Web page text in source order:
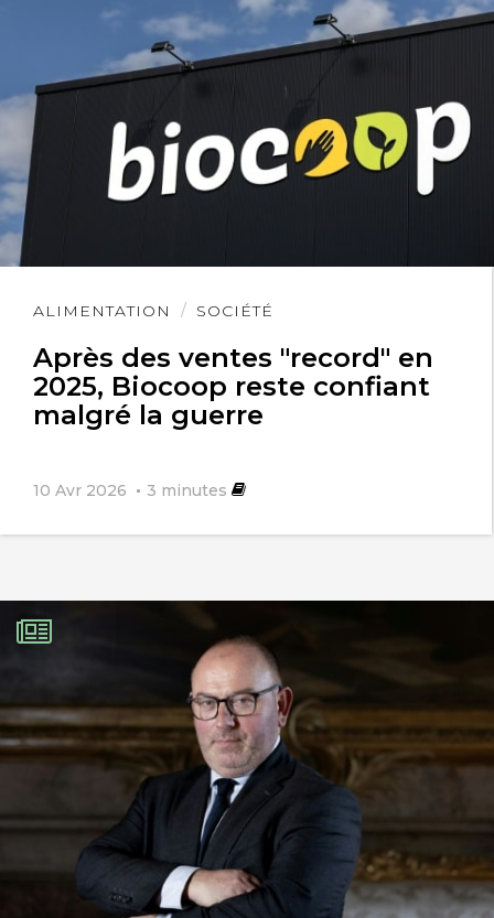
ALIMENTATION SOCIÉTÉ
Après des ventes "record" en
2025, Biocoop reste confiant
malgré la guerre
10 Avr 2026 3 minutes
Lire